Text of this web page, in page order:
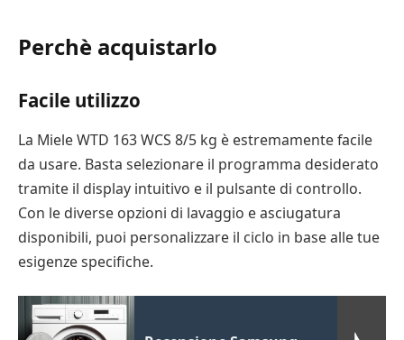
Perchè acquistarlo
Facile utilizzo
La Miele WTD 163 WCS 8/5 kg è estremamente facile
da usare. Basta selezionare il programma desiderato
tramite il display intuitivo e il pulsante di controllo.
Con le diverse opzioni di lavaggio e asciugatura
disponibili, puoi personalizzare il ciclo in base alle tue
esigenze specifiche.